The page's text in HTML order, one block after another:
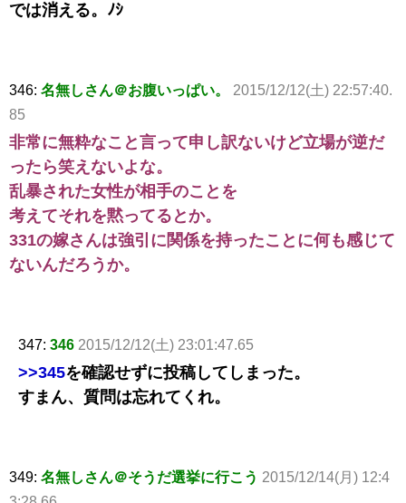
では消える。ﾉｼ
346: 名無しさん＠お腹いっぱい。
2015/12/12(土) 22:57:40.
85
非常に無粋なこと言って申し訳ないけど立場が逆だ
ったら笑えないよな。
乱暴された女性が相手のことを
考えてそれを黙ってるとか。
331の嫁さんは強引に関係を持ったことに何も感じて
ないんだろうか。
347: 346 2015/12/12(土) 23:01:47.65
>>345を確認せずに投稿してしまった。
すまん、質問は忘れてくれ。
349: 名無しさん＠そうだ選挙に行こう 2015/12/14(月) 12:4